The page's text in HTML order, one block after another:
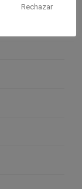
Rechazar